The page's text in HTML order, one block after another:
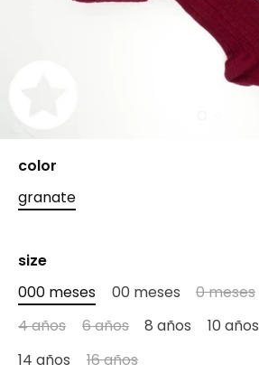
color
granate
size
000 meses
00 meses 0 meses
4 años
6 años 8 años 10 años
14 años
16 años